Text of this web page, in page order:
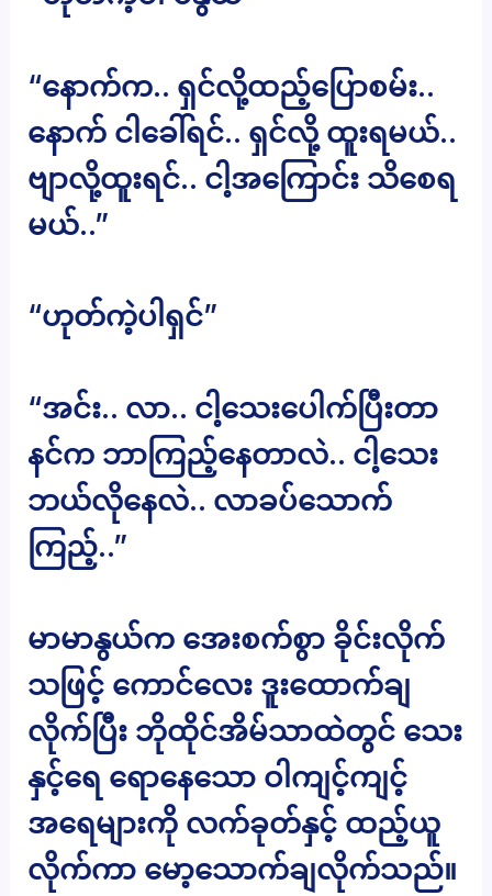
“နောက်က.. ရှင်လို့ထည့်ပြောစမ်း..
နောက် ငါခေါ်ရင်.. ရှင်လို့ ထူးရမယ်..
ဗျာလို့ထူးရင်.. ငါ့အကြောင်း သိစေရ
မယ်..”
“ဟုတ်ကဲ့ပါရှင်”
“အင်း.. လာ.. ငါ့သေးပေါက်ပြီးတာ
နင်က ဘာကြည့်နေတာလဲ.. ငါ့သေး
ဘယ်လိုနေလဲ.. လာခပ်သောက်
ကြည့်..”
မာမာနွယ်က အေးစက်စွာ ခိုင်းလိုက်
သဖြင့် ကောင်လေး ဒူးထောက်ချ
လိုက်ပြီး ဘိုထိုင်အိမ်သာထဲတွင် သေး
နှင့်ရေ ရောနေသော ဝါကျင့်ကျင့်
အရေများကို လက်ခုတ်နှင့် ထည့်ယူ
လိုက်ကာ မော့သောက်ချလိုက်သည်။